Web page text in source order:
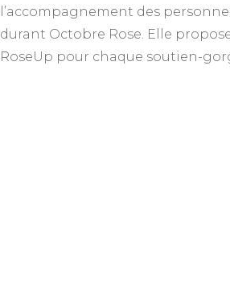
l’accompagnement des
durant Octobre Rose. Elle
RoseUp pour chaque soutien-